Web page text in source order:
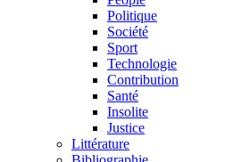
Politique
Société
Sport
Technologie
Contribution
Santé
Insolite
Justice
Littérature